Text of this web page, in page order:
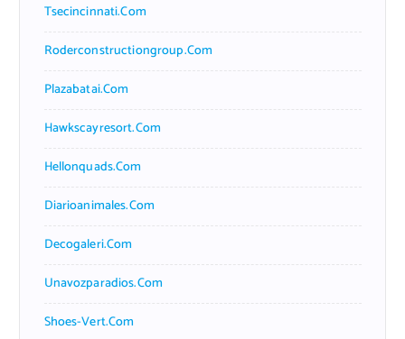
Tsecincinnati.com
Roderconstructiongroup.com
Plazabatai.com
Hawkscayresort.com
Hellonquads.com
Diarioanimales.com
Decogaleri.com
Unavozparadios.com
Shoes-Vert.com